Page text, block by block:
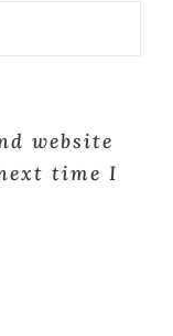
website
time I